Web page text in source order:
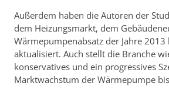
Außerdem haben die Autoren der
dem Heizungsmarkt, dem
Wärmepumpenabsatz der Jahre 2013
aktualisiert. Auch stellt die Branche
konservatives und ein progressives
Marktwachstum der Wärmepumpe